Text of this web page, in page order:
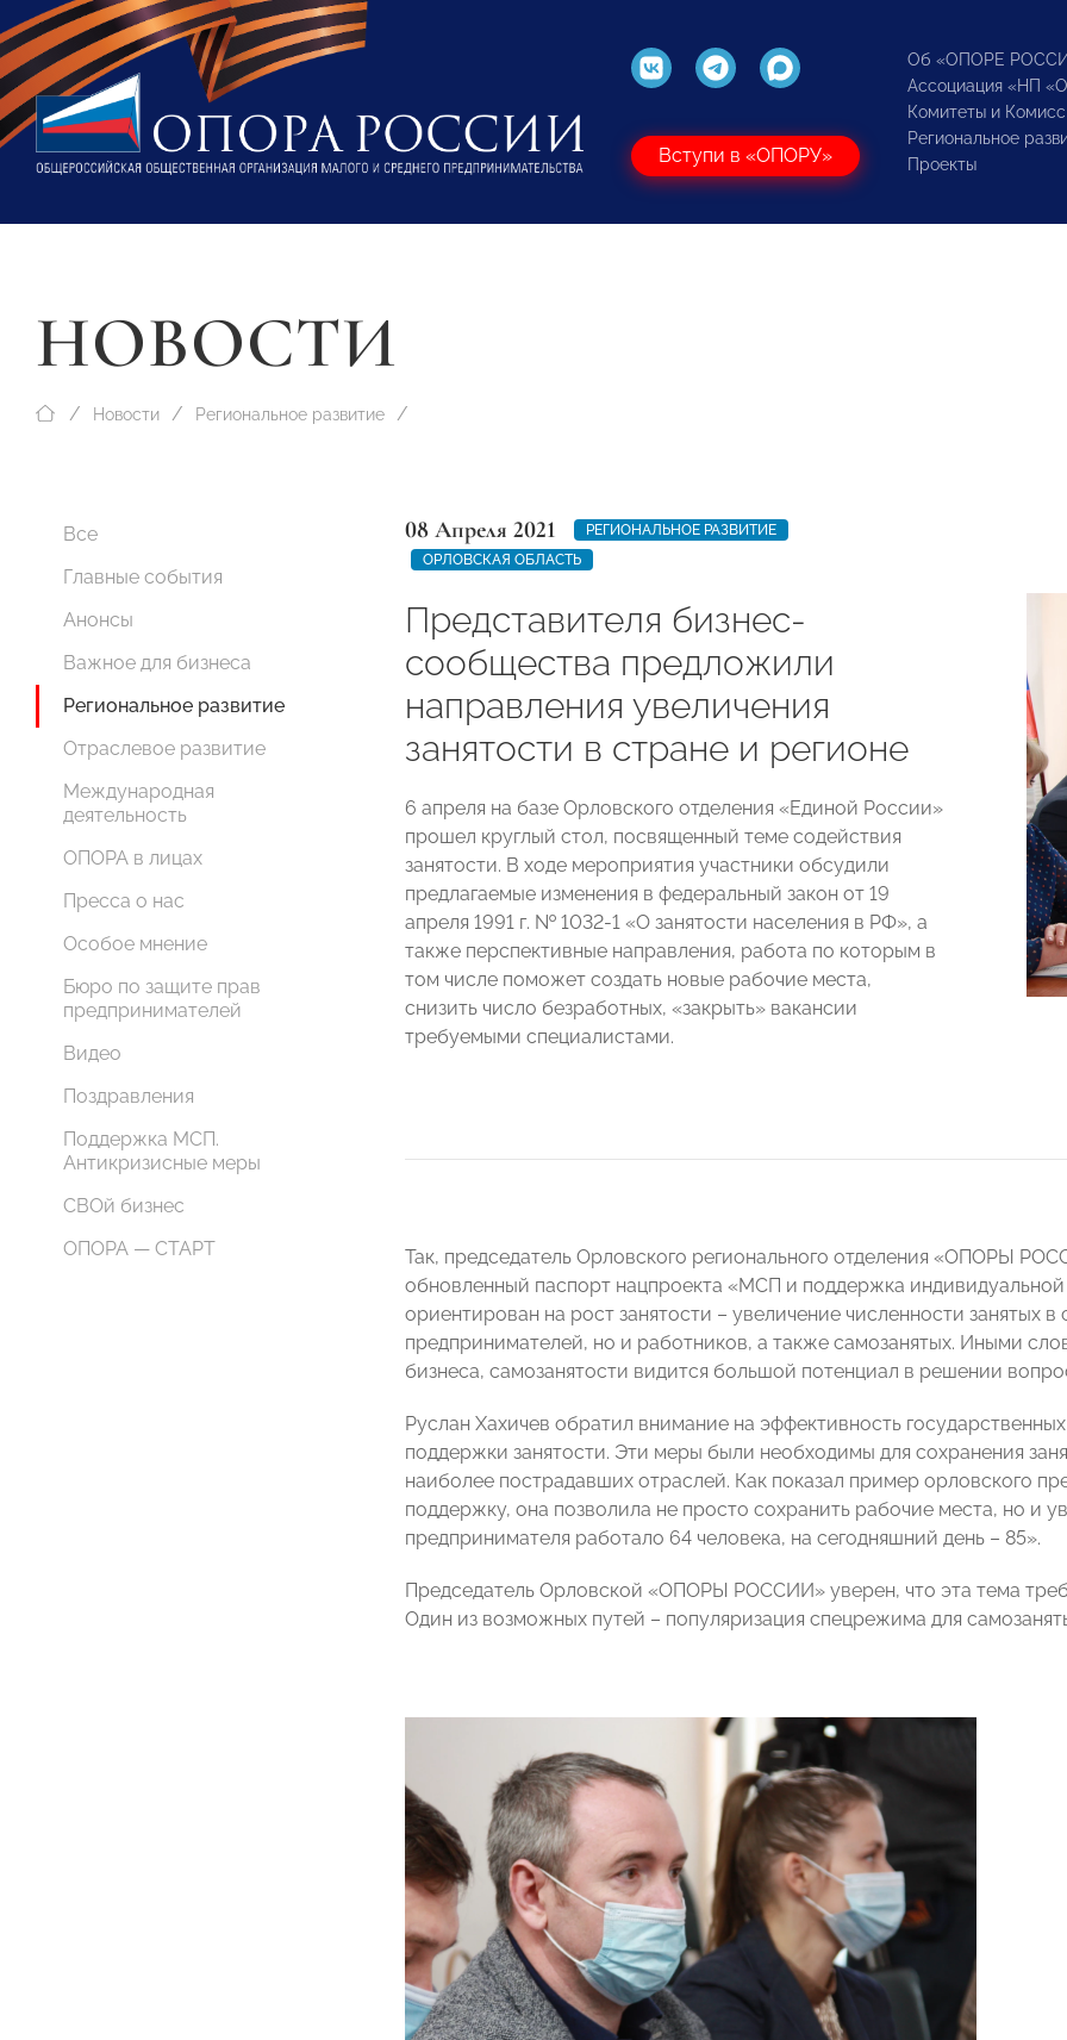
Вступи в «ОПОРУ»
Об «ОПОРЕ
Ассоциация «НП
Комитеты и
Региональное
Проекты
НОВОСТИ
Новости Региональное развитие
Все
Главные события
Анонсы
Важное для бизнеса
Региональное развитие
Отраслевое развитие
Международная
деятельность
ОПОРА в лицах
Пресса о нас
Особое мнение
Бюро по защите прав
предпринимателей
Видео
Поздравления
Поддержка МСП.
Антикризисные меры
СВОй бизнес
ОПОРА — СТАРТ
08 Апреля 2021
РЕГИОНАЛЬНОЕ РАЗВИТИЕ
ОРЛОВСКАЯ ОБЛАСТЬ
Представителя бизнес-
сообщества предложили
направления увеличения
занятости в стране и регионе
6 апреля на базе Орловского отделения «Единой России»
прошел круглый стол, посвященный теме содействия
занятости. В ходе мероприятия участники обсудили
предлагаемые изменения в федеральный закон от 19
апреля 1991 г. № 1032-1 «О занятости населения в РФ», а
также перспективные направления, работа по которым в
том числе поможет создать новые рабочие места,
снизить число безработных, «закрыть» вакансии
требуемыми специалистами.
Так, председатель Орловского регионального отделения «ОПОРЫ
обновленный паспорт нацпроекта «МСП и поддержка
ориентирован на рост занятости – увеличение численности занятых
предпринимателей, но и работников, а также самозанятых. Иными
бизнеса, самозанятости видится большой потенциал в решении
Руслан Хахичев обратил внимание на эффективность
поддержки занятости. Эти меры были необходимы для сохранения
наиболее пострадавших отраслей. Как показал пример орловского
поддержку, она позволила не просто сохранить рабочие места, но и
предпринимателя работало 64 человека, на сегодняшний день – 85».
Председатель Орловской «ОПОРЫ РОССИИ» уверен, что эта тема
Один из возможных путей – популяризация спецрежима для